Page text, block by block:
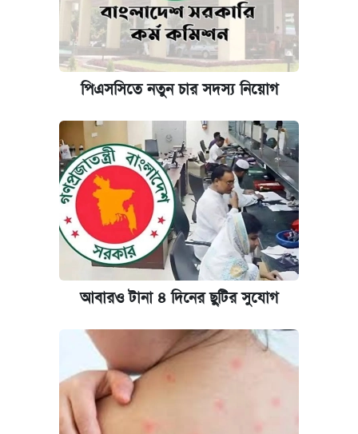
পিএসসিতে নতুন চার সদস্য নিয়োগ
আবারও টানা ৪ দিনের ছুটির সুযোগ